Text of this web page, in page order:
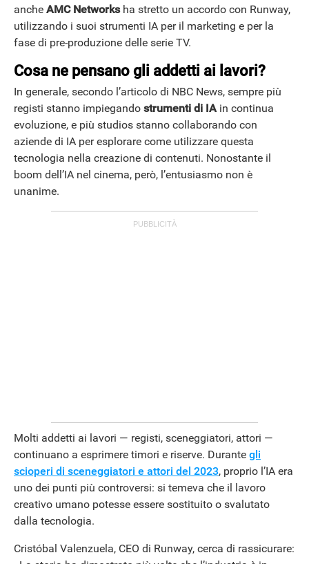
anche AMC Networksha stretto un accordo con Runway,
utilizzando i suoi strumenti IA per il marketing e per la
fase di pre-produzione delle serie TV.
Cosa ne pensano gli addetti ai lavori?
In generale, secondo l’articolo di NBC News, sempre più
registi stanno impiegando strumenti di IAin continua
evoluzione, e più studios stanno collaborando con
aziende di IA per esplorare come utilizzare questa
tecnologia nella creazione di contenuti. Nonostante il
boom dell’IA nel cinema, però, l’entusiasmo non è
unanime.
Molti addetti ai lavori — registi, sceneggiatori, attori —
continuano a esprimere timori e riserve. Durante gli
scioperi di sceneggiatori e attori del 2023, proprio l’IA era
uno dei punti più controversi: si temeva che il lavoro
creativo umano potesse essere sostituito o svalutato
dalla tecnologia.
Cristóbal Valenzuela, CEO di Runway, cerca di rassicurare: